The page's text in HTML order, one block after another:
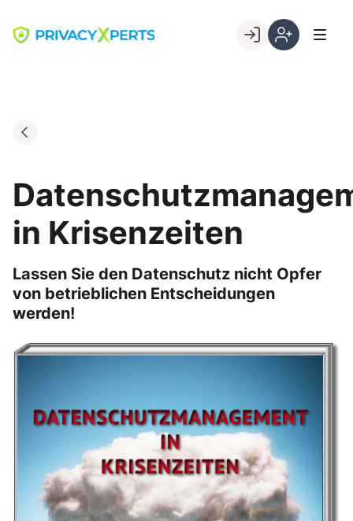
content
Go to landing page.
in Krisenzeiten
Lassen Sie den Datenschutz nicht Opfer
von betrieblichen Entscheidungen
werden!